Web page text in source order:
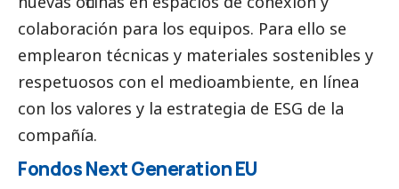
colaboración para los equipos. Para ello se
emplearon técnicas y materiales sostenibles y
respetuosos con el medioambiente, en línea
con los valores y la estrategia de ESG de la
compañía.
Fondos Next Generation EU